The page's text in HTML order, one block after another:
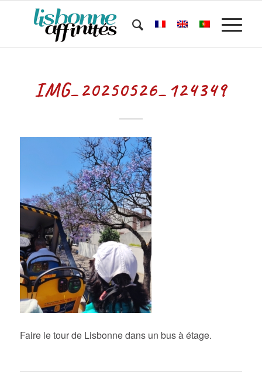
IMG_20250526_124349
Faire le tour de Lisbonne dans un bus à étage.